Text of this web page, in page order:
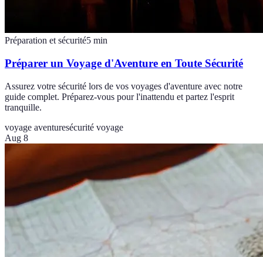
Préparation et sécurité5 min
Préparer un Voyage d'Aventure en Toute Sécurité
Assurez votre sécurité lors de vos voyages d'aventure avec notre
guide complet. Préparez-vous pour l'inattendu et partez l'esprit
tranquille.
voyage aventuresécurité voyage
Aug 8